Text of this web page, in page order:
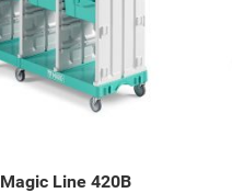
Magic Line 420B